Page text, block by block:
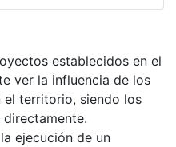
establecidos en el
ver la influencia de los
el territorio, siendo los
ejecución de un